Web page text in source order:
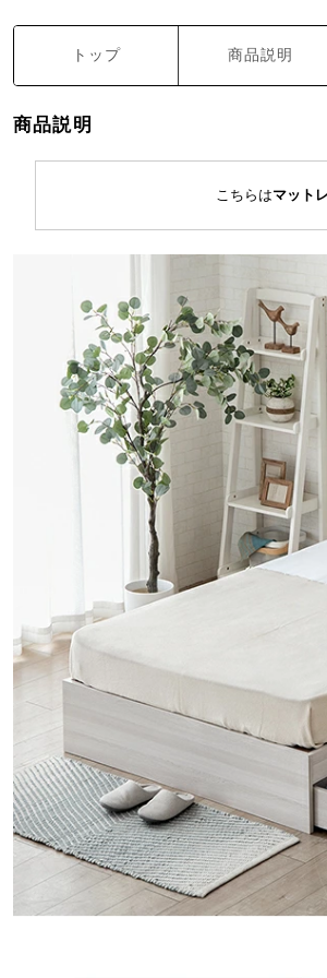
トップ 商品説明
商品説明
こちらはマット